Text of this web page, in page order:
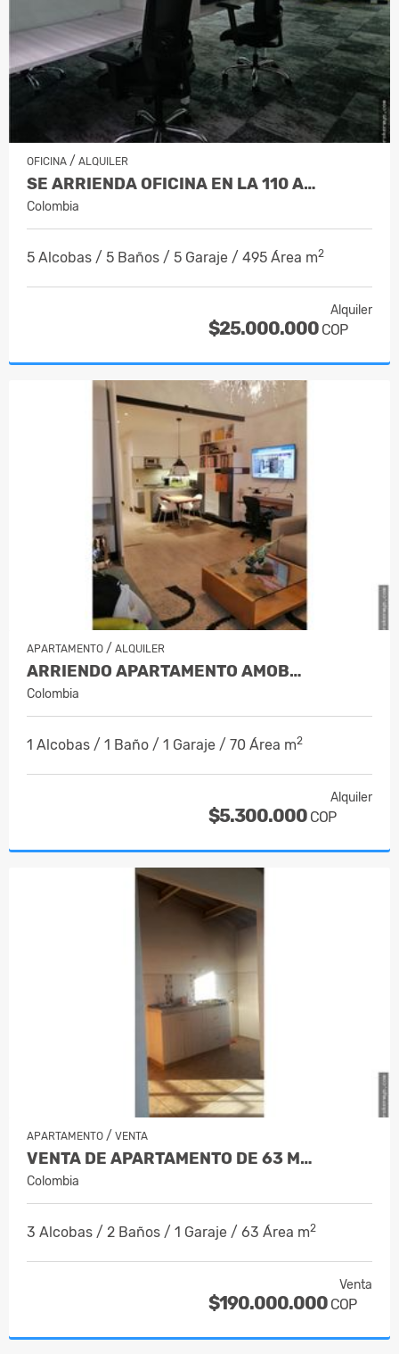
OFICINA / ALQUILER
SE ARRIENDA OFICINA EN LA 110 A…
Colombia
5 Alcobas / 5 Baños / 5 Garaje / 495 Área m2
Alquiler
$25.000.000 COP
APARTAMENTO / ALQUILER
ARRIENDO APARTAMENTO AMOB…
Colombia
1 Alcobas / 1 Baño / 1 Garaje / 70 Área m2
Alquiler
$5.300.000 COP
APARTAMENTO / VENTA
VENTA DE APARTAMENTO DE 63 M…
Colombia
3 Alcobas / 2 Baños / 1 Garaje / 63 Área m2
Venta
$190.000.000 COP